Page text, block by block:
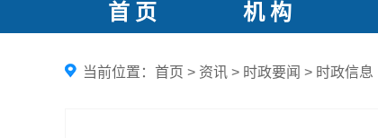
首 页 机 构
当前位置： 首页 > 资讯 > 时政要闻 > 时政信息